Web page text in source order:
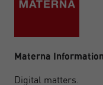
Materna
Digital matters.